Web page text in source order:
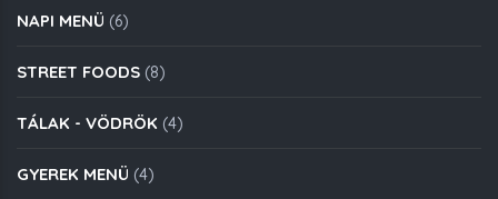
NAPI MENÜ (6)
STREET FOODS (8)
TÁLAK - VÖDRÖK (4)
GYEREK MENÜ (4)